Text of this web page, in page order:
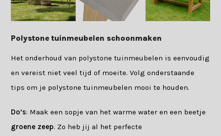
Polystone tuinmeubelen schoonmaken
Het onderhoud van polystone tuinmeubelen is eenvoudig
en vereist niet veel tijd of moeite. Volg onderstaande
tips om je polystone tuinmeubelen mooi te houden.
Do’s: Maak een sopje van het warme water en een beetje
groene zeep. Zo heb jij al het perfecte